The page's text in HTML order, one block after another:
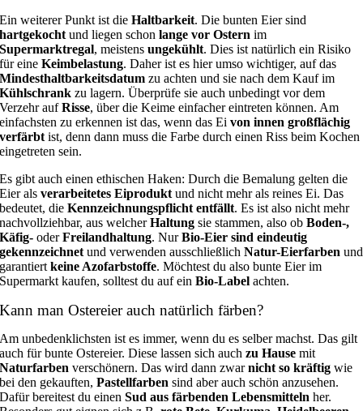
Ein weiterer Punkt ist dieHaltbarkeit. Die bunten Eier sind
hartgekochtund liegen schonlange vor Ostern im
Supermarktregal, meistensungekühlt. Dies ist natürlich ein Risiko
für eineKeimbelastung. Daher ist es hier umso wichtiger, auf das
Mindesthaltbarkeitsdatumzu achten und sie nach dem Kauf im
Kühlschrankzu lagern. Überprüfe sie auch unbedingt vor dem
Verzehr aufRisse, über die Keime einfacher eintreten können. Am
einfachsten zu erkennen ist das, wenn das Eivon innen großflächig
verfärbtist, denn dann muss die Farbe durch einen Riss beim Kochen
eingetreten sein.
Es gibt auch einen ethischen Haken: Durch die Bemalung gelten die
Eier alsverarbeitetes Eiproduktund nicht mehr als reines Ei. Das
bedeutet, dieKennzeichnungspflicht entfällt. Es ist also nicht mehr
nachvollziehbar, aus welcherHaltungsie stammen, also obBoden-,
Käfig-oderFreilandhaltung. NurBio-Eier sind eindeutig
gekennzeichnetund verwenden ausschließlichNatur-Eierfarben und
garantiertkeine Azofarbstoffe. Möchtest du also bunte Eier im
Supermarkt kaufen, solltest du auf einBio-Labelachten.
Kann man Ostereier auch natürlich färben?
Am unbedenklichsten ist es immer, wenn du es selber machst. Das gilt
auch für bunte Ostereier. Diese lassen sich auchzu Hausemit
Naturfarbenverschönern. Das wird dann zwarnicht so kräftigwie
bei den gekauften,Pastellfarbensind aber auch schön anzusehen.
Dafür bereitest du einenSud aus färbenden Lebensmitteln her.